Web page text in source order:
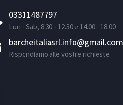
03311487797
Lun - Sab, 8:30 - 12:30 e 14:00 - 18:00
barcheitaliasrl.info@gmail.com
Rispondiamo alle vostre richieste